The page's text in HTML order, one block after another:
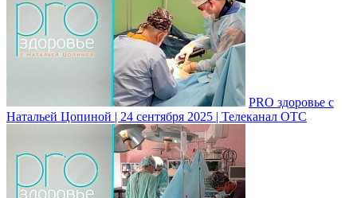
PRO здоровье с
Натальей Цопиной | 24 сентября 2025 | Телеканал ОТС